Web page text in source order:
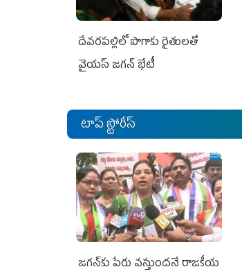
దేవరపల్లిలో పొగాకు రైతులతో
వైయస్ జగన్ భేటీ
టాప్ స్టోరీస్
జగన్‌కు పేరు వస్తుందనే రాజకీయ